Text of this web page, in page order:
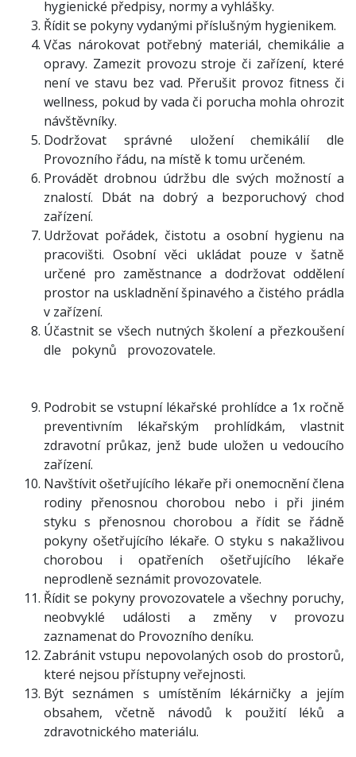
hygienické předpisy, normy a vyhlášky.
Řídit se pokyny vydanými příslušným hygienikem.
Včas nárokovat potřebný materiál, chemikálie a
opravy. Zamezit provozu stroje či zařízení, které
není ve stavu bez vad. Přerušit provoz fitness či
wellness, pokud by vada či porucha mohla ohrozit
návštěvníky.
Dodržovat správné uložení chemikálií dle
Provozního řádu, na místě k tomu určeném.
Provádět drobnou údržbu dle svých možností a
znalostí. Dbát na dobrý a bezporuchový chod
zařízení.
Udržovat pořádek, čistotu a osobní hygienu na
pracovišti. Osobní věci ukládat pouze v šatně
určené pro zaměstnance a dodržovat oddělení
prostor na uskladnění špinavého a čistého prádla
v zařízení.
Účastnit se všech nutných školení a přezkoušení
dle pokynů provozovatele.
Podrobit se vstupní lékařské prohlídce a 1x ročně
preventivním lékařským prohlídkám, vlastnit
zdravotní průkaz, jenž bude uložen u vedoucího
zařízení.
Navštívit ošetřujícího lékaře při onemocnění člena
rodiny přenosnou chorobou nebo i při jiném
styku s přenosnou chorobou a řídit se řádně
pokyny ošetřujícího lékaře. O styku s nakažlivou
chorobou i opatřeních ošetřujícího lékaře
neprodleně seznámit provozovatele.
Řídit se pokyny provozovatele a všechny poruchy,
neobvyklé události a změny v provozu
zaznamenat do Provozního deníku.
Zabránit vstupu nepovolaných osob do prostorů,
které nejsou přístupny veřejnosti.
Být seznámen s umístěním lékárničky a jejím
obsahem, včetně návodů k použití léků a
zdravotnického materiálu.